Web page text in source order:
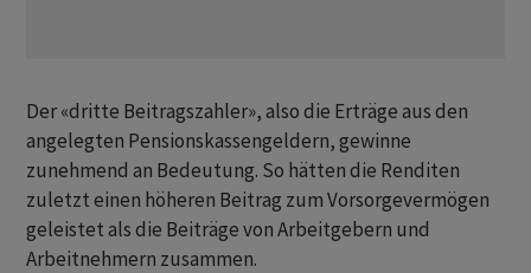
Der «dritte Beitragszahler», also die Erträge aus den
angelegten Pensionskassengeldern, gewinne
zunehmend an Bedeutung. So hätten die Renditen
zuletzt einen höheren Beitrag zum Vorsorgevermögen
geleistet als die Beiträge von Arbeitgebern und
Arbeitnehmern zusammen.